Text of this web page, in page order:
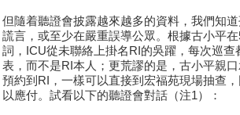
但隨着聽證會披露越來越多的資料，我們知
謊言，或至少在嚴重誤導公眾。根據古小平
詞，ICU從未聯絡上掛名RI的吳躍，每次巡查
表，而不是RI本人；更荒謬的是，古小平親
預約到RI，一樣可以直接到宏福苑現場抽查
以應付。試看以下的聽證會對話（注1）：